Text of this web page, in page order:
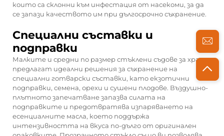
които са склонни към инфестация от насекоми, за да
се запази качеството им при дългосрочно съхранение.
Специални съставки и
подправки
Малките и средни по размер стъклени съдове за храна
предлагат идеални решения за съхранение на
специални готварски съставки, като екзотични
подправки, семена, орехи и сушени плодове. Въздушно-
плътното запечатване запазва силата на
подправките и предотвратява изпаряването на
есенциалните масла, което поддържа
интензивността на вкуса по-дълго от оригинален